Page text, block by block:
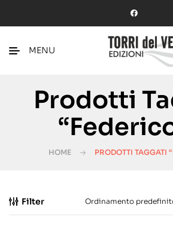
MENU
Prodotti
HOME PRODOTTI TAGGATI
Filter